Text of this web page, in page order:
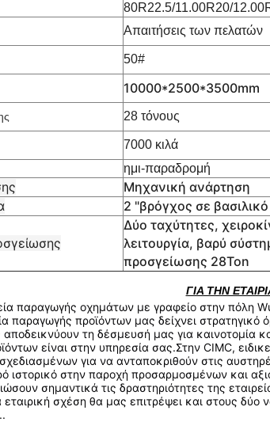
80R22.5/11.00R20/
Απαιτήσεις των πελατών
50#
10000*2500*3500mm
28 τόνους
7000 κιλά
ημι-παραδρομή
Μηχανική ανάρτηση
2 "βρόγχος σε
Δύο ταχύτητες,
λειτουργία, βαρύ
προσγείωσης 28Ton
ΓΙΑ ΤΗΝ
παραγωγής οχημάτων με γραφείο στην πόλη
παραγωγής προϊόντων μας δείχνει
τη δέσμευσή μας για καινοτομία
είναι στην υπηρεσία σας.Στην CIMC,
για να ανταποκριθούν στις
ιστορικό στην παροχή προσαρμοσμένων και
σημαντικά τις δραστηριότητες της
εταιρική σχέση θα μας επιτρέψει και στους